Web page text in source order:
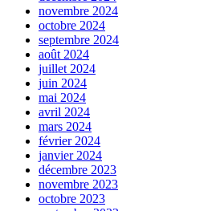
novembre 2024
octobre 2024
septembre 2024
août 2024
juillet 2024
juin 2024
mai 2024
avril 2024
mars 2024
février 2024
janvier 2024
décembre 2023
novembre 2023
octobre 2023